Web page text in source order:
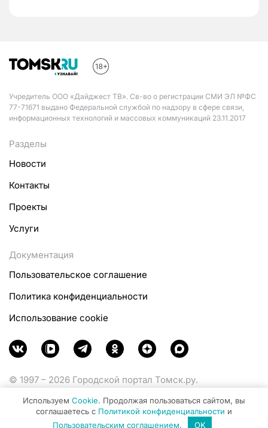
Учредитель ООО «Дайджест ТВ». Св-во о регистрации СМИ ЭЛ №ФС
77-71671 выдано Федеральной службой по надзору в сфере связи,
информационных технологий и массовых коммуникаций 23.11.2017
Разделы
Новости
Контакты
Проекты
Услуги
Документация
Пользовательское соглашение
Политика конфиденциальности
Использование cookie
© 1997 – 2026 Городской портал Томск.ру.
Министерства цифрового развития, связи и массовых
коммуникаций Российской Федерации.
Используем Cookie. Продолжая пользоваться сайтом, вы
соглашаетесь с Политикой конфиденциальности и
Пользовательским соглашением. OK